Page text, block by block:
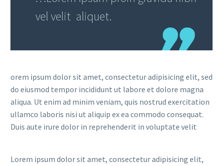
vel velit aliquet.
orem ipsum dolor sit amet, consectetur adipisicing elit, sed
do eiusmod tempor incididunt ut labore et dolore magna
aliqua. Ut enim ad minim veniam, quis nostrud exercitation
ullamco laboris nisi ut aliquip ex ea commodo consequat.
Duis aute irure dolor in reprehenderit in voluptate velit
Lorem ipsum dolor sit amet, consectetur adipisicing elit,